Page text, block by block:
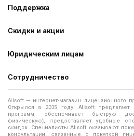
Каталог программ
Поддержка
Оплата заказов
Доставка заказа
Помощь
Правила продажи
Политика использования файлов
Скидки и акции
Специальные
Юридическим лицам
Продажа программ юридическим лицам
О лицензировании программного
Программы для компьютера
Контакты
Сотрудничество
О магазине
Адреса и телефоны
Новости
Allsoft — интернет-магазин лицензионного
Открылся в 2005 году. Allsoft предлагает
программ, обеспечивает быструю
физическую), предоставляет удобные
скидок. Специалисты Allsoft оказывают
консультации, связанные с покупкой